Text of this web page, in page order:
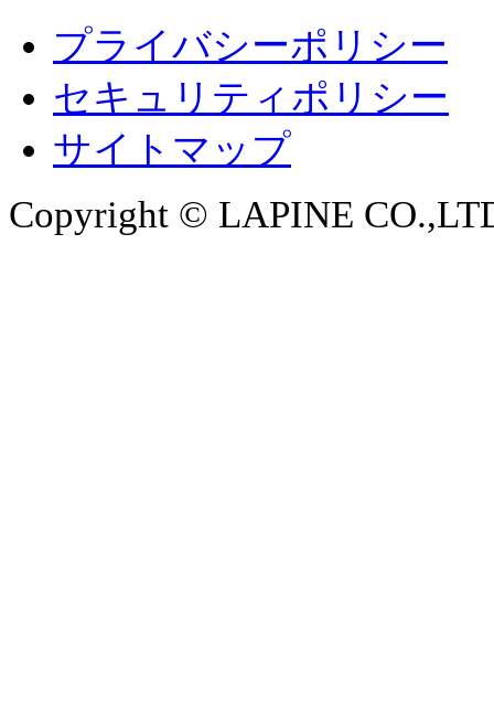
プライバシーポリシー
セキュリティポリシー
サイトマップ
Copyright © LAPINE